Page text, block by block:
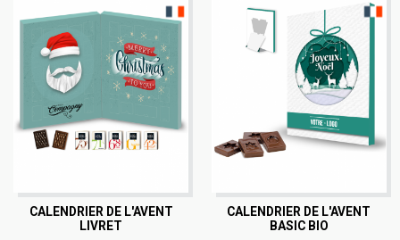
CALENDRIER DE L'AVENT
LIVRET
CALENDRIER DE L'AVENT
BASIC BIO